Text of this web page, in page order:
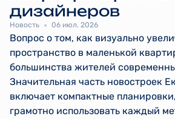
дизайнеров
Новость 06 июл. 2026
Вопрос о том, как визуально
пространство в маленькой
большинства жителей
Значительная часть новостроек
включает компактные
грамотно использовать каждый